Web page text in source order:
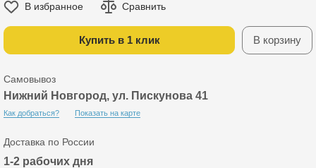
Купить в 1 клик В корзину
В избранное Сравнить
Самовывоз
Нижний Новгород, ул. Пискунова 41
Как добраться? Показать на карте
Доставка по России
1-2 рабочих дня